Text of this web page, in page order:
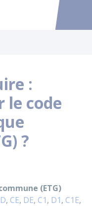
Accéder
:
le code
?
(ETG)
D, CE, DE, C1, D1, C1E,